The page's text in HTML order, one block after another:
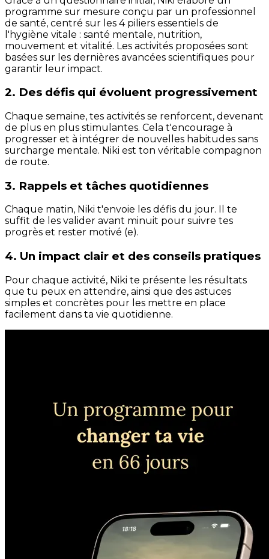
programme sur mesure conçu par un professionnel
de santé, centré sur les 4 piliers essentiels de
l'hygiène vitale : santé mentale, nutrition,
mouvement et vitalité. Les activités proposées sont
basées sur les dernières avancées scientifiques pour
garantir leur impact.
2. Des défis qui évoluent progressivement
Chaque semaine, tes activités se renforcent, devenant
de plus en plus stimulantes. Cela t'encourage à
progresser et à intégrer de nouvelles habitudes sans
surcharge mentale. Niki est ton véritable compagnon
de route.
3. Rappels et tâches quotidiennes
Chaque matin, Niki t'envoie les défis du jour. Il te
suffit de les valider avant minuit pour suivre tes
progrès et rester motivé (e).
4. Un impact clair et des conseils pratiques
Pour chaque activité, Niki te présente les résultats
que tu peux en attendre, ainsi que des astuces
simples et concrètes pour les mettre en place
facilement dans ta vie quotidienne.